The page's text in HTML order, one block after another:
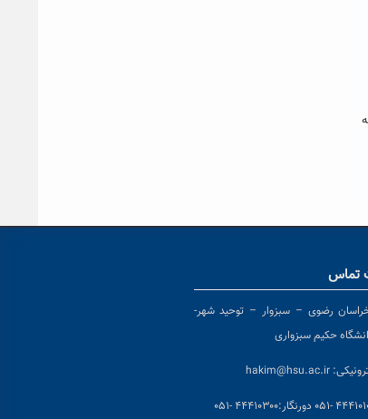
تماس
رضوی – سبزوار – توحید شهر-
حکیم سبزواری
hakim@hsu.ac.ir
دورنگار:۴۴۴۱۰۳۰۰ -۰۵۱